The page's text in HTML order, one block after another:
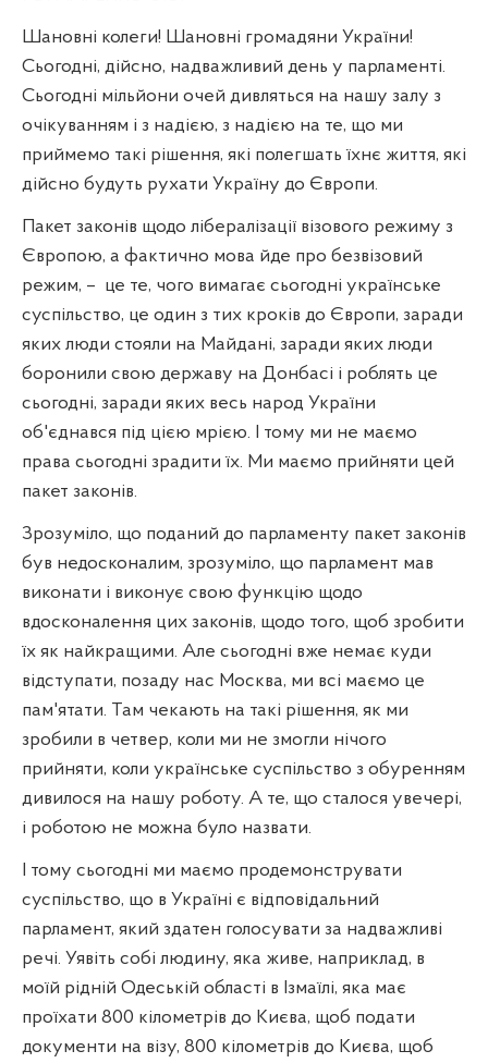
Шановні колеги! Шановні громадяни України!
Сьогодні, дійсно, надважливий день у парламенті.
Сьогодні мільйони очей дивляться на нашу залу з
очікуванням і з надією, з надією на те, що ми
приймемо такі рішення, які полегшать їхнє життя, які
дійсно будуть рухати Україну до Європи.
Пакет законів щодо лібералізації візового режиму з
Європою, а фактично мова йде про безвізовий
режим, – це те, чого вимагає сьогодні українське
суспільство, це один з тих кроків до Європи, заради
яких люди стояли на Майдані, заради яких люди
боронили свою державу на Донбасі і роблять це
сьогодні, заради яких весь народ України
об'єднався під цією мрією. І тому ми не маємо
права сьогодні зрадити їх. Ми маємо прийняти цей
пакет законів.
Зрозуміло, що поданий до парламенту пакет законів
був недосконалим, зрозуміло, що парламент мав
виконати і виконує свою функцію щодо
вдосконалення цих законів, щодо того, щоб зробити
їх як найкращими. Але сьогодні вже немає куди
відступати, позаду нас Москва, ми всі маємо це
пам'ятати. Там чекають на такі рішення, як ми
зробили в четвер, коли ми не змогли нічого
прийняти, коли українське суспільство з обуренням
дивилося на нашу роботу. А те, що сталося увечері,
і роботою не можна було назвати.
І тому сьогодні ми маємо продемонструвати
суспільство, що в Україні є відповідальний
парламент, який здатен голосувати за надважливі
речі. Уявіть собі людину, яка живе, наприклад, в
моїй рідній Одеській області в Ізмаїлі, яка має
проїхати 800 кілометрів до Києва, щоб подати
документи на візу, 800 кілометрів до Києва, щоб